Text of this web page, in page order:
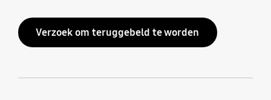
Verzoek om teruggebeld te worden